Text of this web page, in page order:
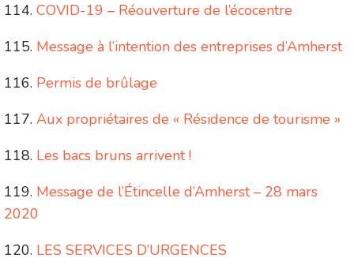
COVID-19 – Réouverture de l’écocentre
Message à l’intention des entreprises d’Amherst
Permis de brûlage
Aux propriétaires de « Résidence de tourisme »
Les bacs bruns arrivent !
Message de l’Étincelle d’Amherst – 28 mars
2020
LES SERVICES D’URGENCES